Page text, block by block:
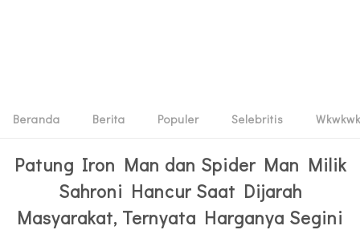
Beranda Berita Populer Selebritis Wkwkwk
Patung Iron Man dan Spider Man Milik
Sahroni Hancur Saat Dijarah
Masyarakat, Ternyata Harganya Segini